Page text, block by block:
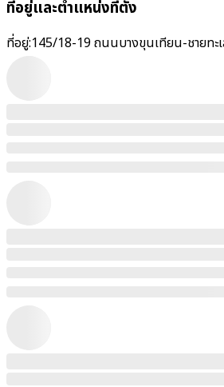
ที่อยู่และตำแหน่งที่ตั้ง
ที่อยู่:145/18-19 ถนนบางขุนเทียน-ชายทะ